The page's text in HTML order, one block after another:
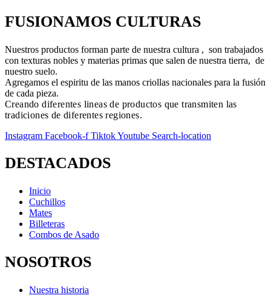
FUSIONAMOS CULTURAS
Nuestros productos forman parte de nuestra cultura , son trabajados
con texturas nobles y materias primas que salen de nuestra tierra, de
nuestro suelo.
Agregamos el espiritu de las manos criollas nacionales para la fusión
de cada pieza.
Creando diferentes lineas de productos que transmiten las
tradiciones de diferentes regiones.
Instagram Facebook-f TiktokYoutube Search-location
DESTACADOS
Inicio
Cuchillos
Mates
Billeteras
Combos de Asado
NOSOTROS
Nuestra historia